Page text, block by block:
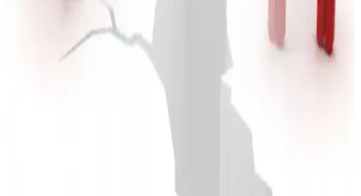
Difaş Diş Fırçası Koruma Başlığı, geniş uyumluluğu ve hava
kanallarıyla diş fırçalarını hijyenik tutar, seyahat ve günlük kullanım
için ideal, renk seçenekleriyle estetik ve pratik bir diş bakım
Seyahatleriniz İçin En Uygun Kozmetik Çantası
Seçimi ve Pratik Kullanım İpuçları
Kozmetik çantası seçerken malzeme kalitesi, bölme sayısı ve su